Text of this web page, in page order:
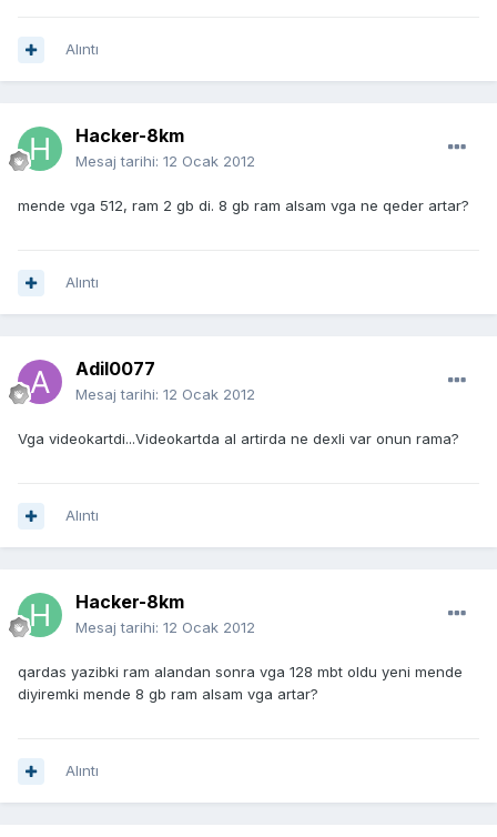
Alıntı
Hacker-8km
Mesaj tarihi: 12 Ocak 2012
mende vga 512, ram 2 gb di. 8 gb ram alsam vga ne qeder artar?
Alıntı
Adil0077
Mesaj tarihi: 12 Ocak 2012
Vga videokartdi...Videokartda al artirda ne dexli var onun rama?
Alıntı
Hacker-8km
Mesaj tarihi: 12 Ocak 2012
qardas yazibki ram alandan sonra vga 128 mbt oldu yeni mende
diyiremki mende 8 gb ram alsam vga artar?
Alıntı